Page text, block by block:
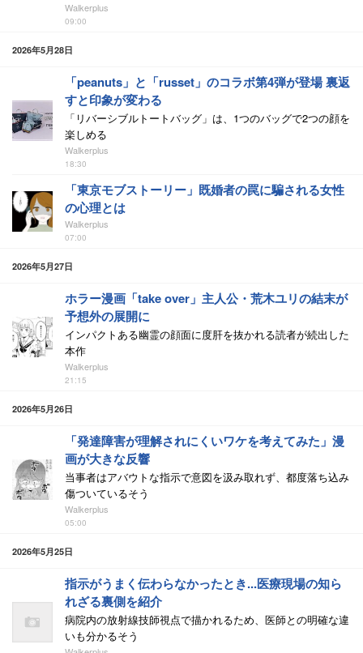
Walkerplus
09:00
2026年5月28日
「peanuts」と「russet」のコラボ第4弾が登場 裏返
すと印象が変わる
「リバーシブルトートバッグ」は、1つのバッグで2つの顔を
楽しめる
Walkerplus
18:30
「東京モブストーリー」既婚者の罠に騙される女性
の心理とは
Walkerplus
07:00
2026年5月27日
ホラー漫画「take over」主人公・荒木ユリの結末が
予想外の展開に
インパクトある幽霊の顔面に度肝を抜かれる読者が続出した
本作
Walkerplus
21:15
2026年5月26日
「発達障害が理解されにくいワケを考えてみた」漫
画が大きな反響
当事者はアバウトな指示で意図を汲み取れず、都度落ち込み
傷ついているそう
Walkerplus
05:00
2026年5月25日
指示がうまく伝わらなかったとき...医療現場の知ら
れざる裏側を紹介
病院内の放射線技師視点で描かれるため、医師との明確な違
いも分かるそう